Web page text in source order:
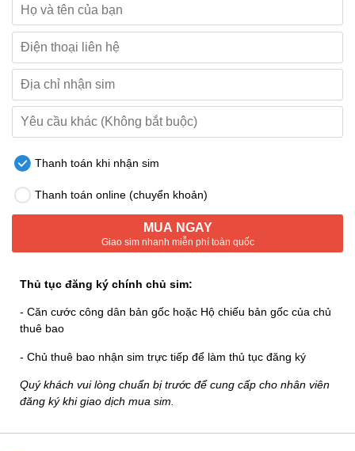
Thanh toán khi nhận sim
Thanh toán online (chuyển khoản)
MUA NGAY
Giao sim nhanh miễn phí toàn quốc
Thủ tục đăng ký chính chủ sim:
- Căn cước công dân bản gốc hoặc Hộ chiếu bản gốc của chủ
thuê bao
- Chủ thuê bao nhận sim trực tiếp để làm thủ tục đăng ký
Quý khách vui lòng chuẩn bị trước để cung cấp cho nhân viên
đăng ký khi giao dịch mua sim.